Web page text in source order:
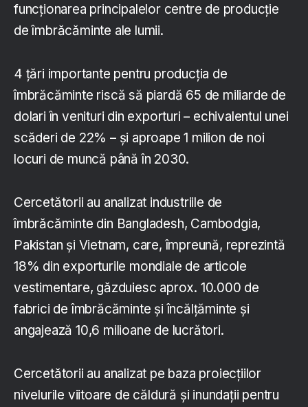
funcționarea principalelor centre de producție
de îmbrăcăminte ale lumii.
4 țări importante pentru producția de
îmbrăcăminte riscă să piardă 65 de miliarde de
dolari în venituri din exporturi – echivalentul unei
scăderi de 22% – și aproape 1 milion de noi
locuri de muncă până în 2030.
Cercetătorii au analizat industriile de
îmbrăcăminte din Bangladesh, Cambodgia,
Pakistan și Vietnam, care, împreună, reprezintă
18% din exporturile mondiale de articole
vestimentare, găzduiesc aprox. 10.000 de
fabrici de îmbrăcăminte și încălțăminte și
angajează 10,6 milioane de lucrători.
Cercetătorii au analizat pe baza proiecțiilor
nivelurile viitoare de căldură și inundații pentru